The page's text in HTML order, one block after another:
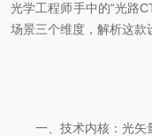
光学工程师手中的“光路
场景三个维度，解析这款
一、技术内核：光矢